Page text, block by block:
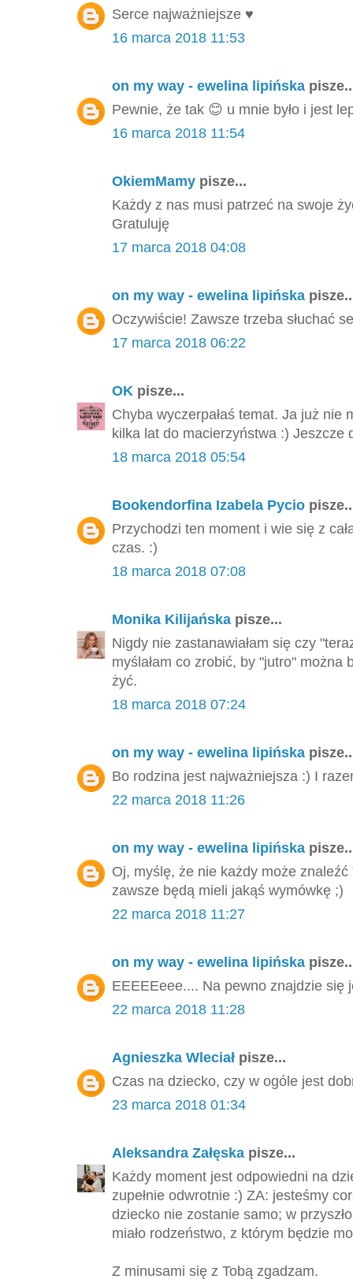
Serce najważniejsze ♥️
16 marca 2018 11:53
on my way - ewelina lipińska
Pewnie, że tak 😊 u mnie było i jest
16 marca 2018 11:54
OkiemMamy pisze...
Każdy z nas musi patrzeć na swoje
Gratuluję
17 marca 2018 04:08
on my way - ewelina lipińska
Oczywiście! Zawsze trzeba słuchać
17 marca 2018 06:22
OK pisze...
Chyba wyczerpałaś temat. Ja już nie
kilka lat do macierzyństwa :) Jeszcze
18 marca 2018 05:54
Bookendorfina Izabela Pycio
Przychodzi ten moment i wie się z
czas. :)
18 marca 2018 07:08
Monika Kilijańska pisze...
Nigdy nie zastanawiałam się czy
myślałam co zrobić, by "jutro" można
żyć.
18 marca 2018 07:24
on my way - ewelina lipińska
Bo rodzina jest najważniejsza :) I
22 marca 2018 11:26
on my way - ewelina lipińska
Oj, myślę, że nie każdy może
zawsze będą mieli jakąś wymówkę ;)
22 marca 2018 11:27
on my way - ewelina lipińska
EEEEEeee.... Na pewno znajdzie się
22 marca 2018 11:28
Agnieszka Wleciał pisze...
Czas na dziecko, czy w ogóle jest
23 marca 2018 01:34
Aleksandra Załęska pisze...
Każdy moment jest odpowiedni na
zupełnie odwrotnie :) ZA: jesteśmy
dziecko nie zostanie samo; w
miało rodzeństwo, z którym będzie
Z minusami się z Tobą zgadzam.